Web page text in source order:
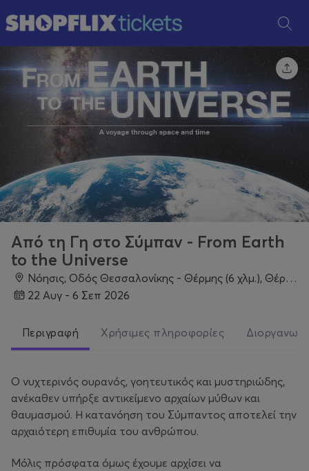
Από τη Γη στο Σύμπαν - From Earth
to the Universe
Νόησις, Οδός Θεσσαλονίκης - Θέρμης (6 χλμ.), Θέρμη, 57001, Θεσσαλονίκη
22 Αυγ - 6 Σεπ 2026
Περιγραφή Χρήσιμες πληροφορίες
Ο νυχτερινός ουρανός, γοητευτικός και μυστηριώδης,
ανέκαθεν υπήρξε αντικείμενο αρχαίων μύθων και
θαυμασμού. Η κατανόηση του Σύμπαντος αποτελεί την
αρχαιότερη επιθυμία του ανθρώπου.
Μόλις πρόσφατα όμως έχουμε αρχίσει να